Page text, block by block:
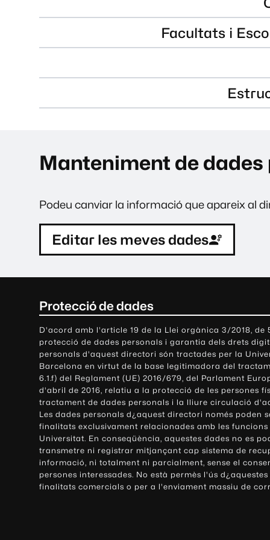
Facultats i
Manteniment de dades
Podeu canviar la informació que apareix al
Editar les meves dades
Protecció de dades
D'acord amb l'article 19 de la Llei orgànica 3/2018, de
protecció de dades personals i garantia dels drets
personals d'aquest directori són tractades per la
Barcelona en virtut de la base legitimadora del
6.1.f) del Reglament (UE) 2016/679, del Parlament
d'abril de 2016, relatiu a la protecció de les persones
tractament de dades personals i la lliure circulació
Les dades personals d¿aquest directori només poden
finalitats exclusivament relacionades amb les funcions
Universitat. En conseqüència, aquestes dades no es
transmetre ni registrar mitjançant cap sistema de
informació, ni totalment ni parcialment, sense el
persones interessades. No està permès l'ús
finalitats comercials o per a l'enviament massiu de